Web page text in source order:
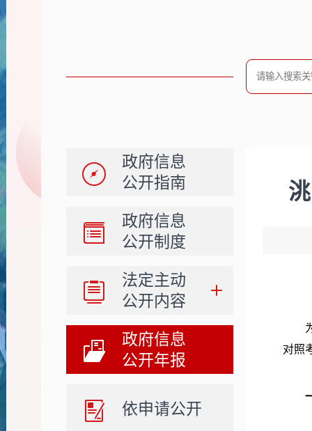
政府信息
公开指南
政府信息
公开制度
法定主动
公开内容
政府信息
公开年报
依申请公开
为
对照